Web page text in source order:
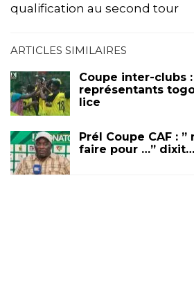
qualification au second tour
ARTICLES SIMILAIRES
Coupe inter-clubs
représentants
lice
Prél Coupe CAF :
faire pour …” dixit…